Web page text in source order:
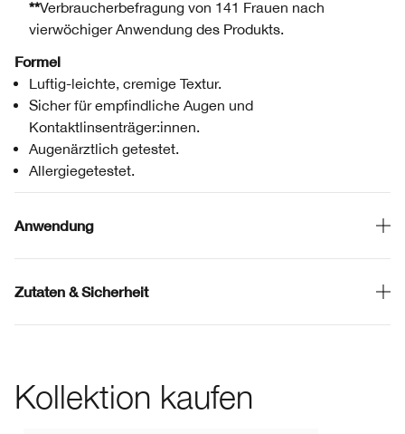
**Verbraucherbefragung von 141 Frauen nach
vierwöchiger Anwendung des Produkts.
Formel
Luftig-leichte, cremige Textur.
Sicher für empfindliche Augen und
Kontaktlinsenträger:innen.
Augenärztlich getestet.
Allergiegetestet.
Anwendung
Zutaten & Sicherheit
Kollektion kaufen